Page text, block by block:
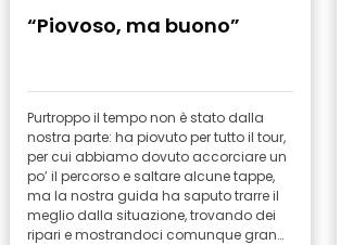
“Piovoso, ma buono”
Purtroppo il tempo non è stato dalla
nostra parte: ha piovuto per tutto il tour,
per cui abbiamo dovuto accorciare un
po’ il percorso e saltare alcune tappe,
ma la nostra guida ha saputo trarre il
meglio dalla situazione, trovando dei
ripari e mostrandoci comunque gran